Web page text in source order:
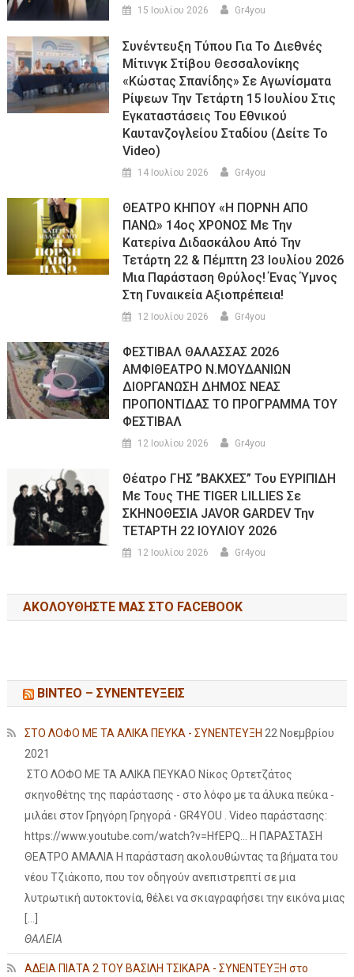
15 Ιουλίου 2026 Gr4you
Συνέντευξη Τύπου Για Το Διεθνές
Μίτινγκ Στίβου Θεσσαλονίκης
«Κώστας Σπανίδης» Σε Αγωνίσματα
Ρίψεων Την Τετάρτη 15 Ιουλίου Στις
Εγκαταστάσεις Του Εθνικού
Καυτανζογλείου Σταδίου (Δείτε Το
Video)
14 Ιουλίου 2026 Gr4you
ΘΕΑΤΡΟ ΚΗΠΟΥ «Η ΠΟΡΝΗ ΑΠΟ
ΠΑΝΩ» 14ος ΧΡΟΝΟΣ Με Την
Κατερίνα Διδασκάλου Από Την
Τετάρτη 22 & Πέμπτη 23 Ιουλίου 2026
Μια Παράσταση Θρύλος! Ένας Ύμνος
Στη Γυναικεία Αξιοπρέπεια!
12 Ιουλίου 2026 Gr4you
ΦΕΣΤΙΒΑΛ ΘΑΛΑΣΣΑΣ 2026
ΑΜΦΙΘΕΑΤΡΟ Ν.ΜΟΥΔΑΝΙΩΝ
ΔΙΟΡΓΑΝΩΣΗ ΔΗΜΟΣ ΝΕΑΣ
ΠΡΟΠΟΝΤΙΔΑΣ ΤΟ ΠΡΟΓΡΑΜΜΑ ΤΟΥ
ΦΕΣΤΙΒΑΛ
12 Ιουλίου 2026 Gr4you
Θέατρο ΓΗΣ ”ΒΑΚΧΕΣ” Του ΕΥΡΙΠΙΔΗ
Με Τους THE TIGER LILLIES Σε
ΣΚΗΝΟΘΕΣΙΑ JAVOR GARDEV Την
ΤΕΤΑΡΤΗ 22 ΙΟΥΛΙΟΥ 2026
12 Ιουλίου 2026 Gr4you
ΑΚΟΛΟΥΘΉΣΤΕ ΜΑΣ ΣΤΟ FACEBOOK
ΒΙΝΤΕΟ – ΣΥΝΕΝΤΕΥΞΕΙΣ
ΣΤΟ ΛΟΦΟ ΜΕ ΤΑ ΑΛΙΚΑ ΠΕΥΚΑ - ΣΥΝΕΝΤΕΥΞΗ 22 Νοεμβρίου
2021
ΣΤΟ ΛΟΦΟ ΜΕ ΤΑ ΑΛΙΚΑ ΠΕΥΚΑΟ Νίκος Ορτετζάτος
σκηνοθέτης της παράστασης - στο λόφο με τα άλυκα πεύκα -
μιλάει στον Γρηγόρη Γρηγορά - GR4YOU . Video παράστασης:
https://www.youtube.com/watch?v=HfEPQ... Η ΠΑΡΑΣΤΑΣΗ
ΘΕΑΤΡΟ ΑΜΑΛΙΑ Η παράσταση ακολουθώντας τα βήματα του
νέου Τζιάκοπο, που τον οδηγούν ανεπιστρεπτί σε μια
λυτρωτική αυτοκτονία, θέλει να σκιαγραφήσει την εικόνα μιας
ΘΑΛΕΙΑ
ΑΔΕΙΑ ΠΙΑΤΑ 2 ΤΟΥ ΒΑΣΙΛΗ ΤΣΙΚΑΡΑ - ΣΥΝΕΝΤΕΥΞΗ στο